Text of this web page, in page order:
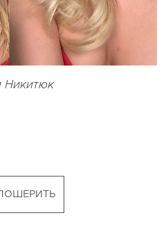
Никитюк
ПОШЕРИТЬ